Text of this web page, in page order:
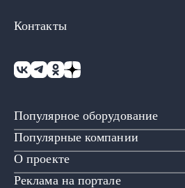
Популярное оборудование
Популярные компании
О проекте
Реклама на портале
Контакты